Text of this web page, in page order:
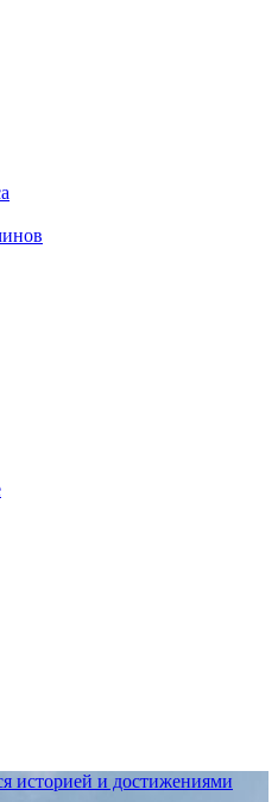
историей и достижениями